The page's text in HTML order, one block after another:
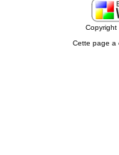
Cette page a